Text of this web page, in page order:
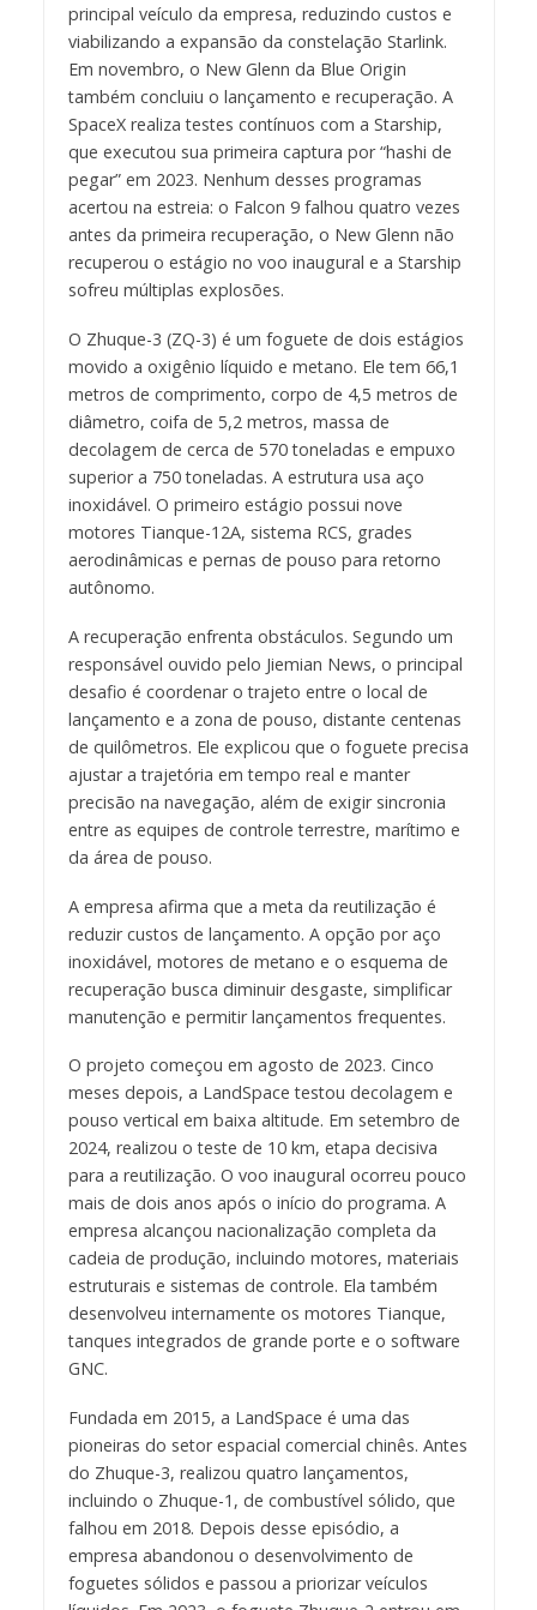
principal veículo da empresa, reduzindo custos e
viabilizando a expansão da constelação Starlink.
Em novembro, o New Glenn da Blue Origin
também concluiu o lançamento e recuperação. A
SpaceX realiza testes contínuos com a Starship,
que executou sua primeira captura por “hashi de
pegar” em 2023. Nenhum desses programas
acertou na estreia: o Falcon 9 falhou quatro vezes
antes da primeira recuperação, o New Glenn não
recuperou o estágio no voo inaugural e a Starship
sofreu múltiplas explosões.
O Zhuque-3 (ZQ-3) é um foguete de dois estágios
movido a oxigênio líquido e metano. Ele tem 66,1
metros de comprimento, corpo de 4,5 metros de
diâmetro, coifa de 5,2 metros, massa de
decolagem de cerca de 570 toneladas e empuxo
superior a 750 toneladas. A estrutura usa aço
inoxidável. O primeiro estágio possui nove
motores Tianque-12A, sistema RCS, grades
aerodinâmicas e pernas de pouso para retorno
autônomo.
A recuperação enfrenta obstáculos. Segundo um
responsável ouvido pelo Jiemian News, o principal
desafio é coordenar o trajeto entre o local de
lançamento e a zona de pouso, distante centenas
de quilômetros. Ele explicou que o foguete precisa
ajustar a trajetória em tempo real e manter
precisão na navegação, além de exigir sincronia
entre as equipes de controle terrestre, marítimo e
da área de pouso.
A empresa afirma que a meta da reutilização é
reduzir custos de lançamento. A opção por aço
inoxidável, motores de metano e o esquema de
recuperação busca diminuir desgaste, simplificar
manutenção e permitir lançamentos frequentes.
O projeto começou em agosto de 2023. Cinco
meses depois, a LandSpace testou decolagem e
pouso vertical em baixa altitude. Em setembro de
2024, realizou o teste de 10 km, etapa decisiva
para a reutilização. O voo inaugural ocorreu pouco
mais de dois anos após o início do programa. A
empresa alcançou nacionalização completa da
cadeia de produção, incluindo motores, materiais
estruturais e sistemas de controle. Ela também
desenvolveu internamente os motores Tianque,
tanques integrados de grande porte e o software
GNC.
Fundada em 2015, a LandSpace é uma das
pioneiras do setor espacial comercial chinês. Antes
do Zhuque-3, realizou quatro lançamentos,
incluindo o Zhuque-1, de combustível sólido, que
falhou em 2018. Depois desse episódio, a
empresa abandonou o desenvolvimento de
foguetes sólidos e passou a priorizar veículos